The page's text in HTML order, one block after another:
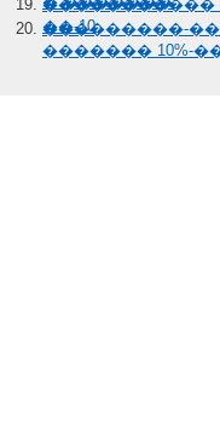
�����������
��-10
���������-
������� 10%-